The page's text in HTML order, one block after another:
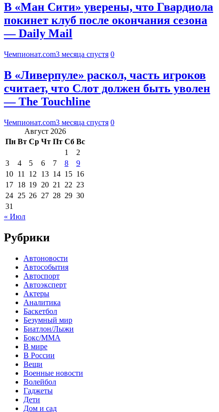
В «Ман Сити» уверены, что Гвардиола
покинет клуб после окончания сезона
— Daily Mail
Чемпионат.com3 месяца спустя 0
В «Ливерпуле» раскол, часть игроков
считает, что Слот должен быть уволен
— The Touchline
Чемпионат.com3 месяца спустя 0
Август 2026
Пн Вт Ср Чт Пт Сб Вс
1
2
3
4 5 6 7 8
9
10 11 12 13 14 15 16
17 18 19 20 21 22 23
24 25 26 27 28 29 30
31
« Июл
Рубрики
Автоновости
Автособытия
Автоспорт
Автоэксперт
Актеры
Аналитика
Баскетбол
Безумный мир
Биатлон/Лыжи
Бокс/MMA
В мире
В России
Вещи
Военные новости
Волейбол
Гаджеты
Дети
Дом и сад